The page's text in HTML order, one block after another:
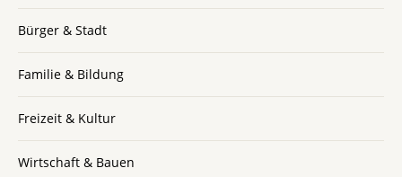
Bürger & Stadt
Familie & Bildung
Freizeit & Kultur
Wirtschaft & Bauen